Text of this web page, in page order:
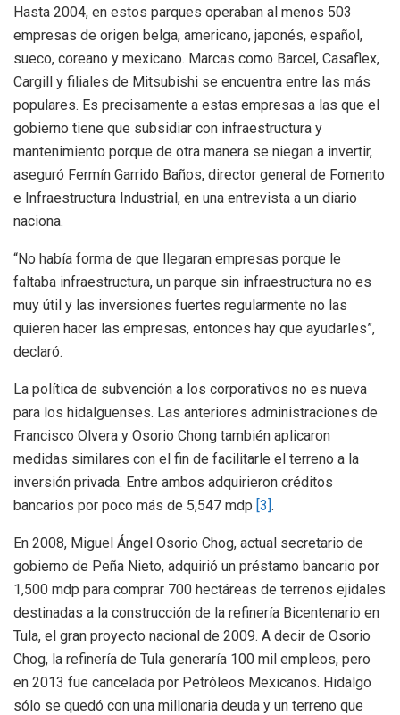
Hasta 2004, en estos parques operaban al menos 503
empresas de origen belga, americano, japonés, español,
sueco, coreano y mexicano. Marcas como Barcel, Casaflex,
Cargill y filiales de Mitsubishi se encuentra entre las más
populares. Es precisamente a estas empresas a las que el
gobierno tiene que subsidiar con infraestructura y
mantenimiento porque de otra manera se niegan a invertir,
aseguró Fermín Garrido Baños, director general de Fomento
e Infraestructura Industrial, en una entrevista a un diario
naciona.
“No había forma de que llegaran empresas porque le
faltaba infraestructura, un parque sin infraestructura no es
muy útil y las inversiones fuertes regularmente no las
quieren hacer las empresas, entonces hay que ayudarles”,
declaró.
La política de subvención a los corporativos no es nueva
para los hidalguenses. Las anteriores administraciones de
Francisco Olvera y Osorio Chong también aplicaron
medidas similares con el fin de facilitarle el terreno a la
inversión privada. Entre ambos adquirieron créditos
bancarios por poco más de 5,547 mdp [3].
En 2008, Miguel Ángel Osorio Chog, actual secretario de
gobierno de Peña Nieto, adquirió un préstamo bancario por
1,500 mdp para comprar 700 hectáreas de terrenos ejidales
destinadas a la construcción de la refinería Bicentenario en
Tula, el gran proyecto nacional de 2009. A decir de Osorio
Chog, la refinería de Tula generaría 100 mil empleos, pero
en 2013 fue cancelada por Petróleos Mexicanos. Hidalgo
sólo se quedó con una millonaria deuda y un terreno que